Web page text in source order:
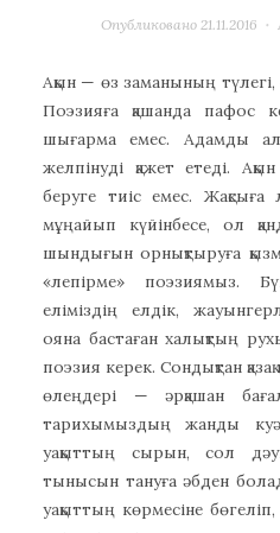
Опубликовано21.11.2016
Ақын — өз заманының
Поэзияға қашанда пафос
шығарма емес. Адамды
желпінуді қажет етеді.
беруге тиіс емес. Жақсыға
мұңайып күйінбесе, ол
шындығын орнықтыруға
«лепірме» поэзиямыз.
еліміздің елдік,
ояна бастаған халықтың
поэзия керек. Сондықтан
өлеңдері — әрқашан
тарихымыздың жанды
уақыттың сырын, сол
тынысын тануға әбден
уақыттың көрмесіне